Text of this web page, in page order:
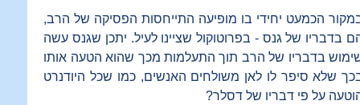
הכמעט יחידי בו מופיעה התייחסות הפסיקה של הרב,
בדבריו של גנס - בפרוטוקול שציינו לעיל. יתכן שגנס עשה
בדבריו של הרב תוך התעלמות מכך שהוא הטעה אותו
שלא סיפר לו לאן משולחים האנשים, כמו שכל היודנרט
על פי דבריו של דסלר?